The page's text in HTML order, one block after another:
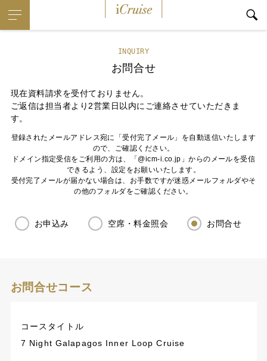
INQUIRY
お問合せ
現在資料請求を受付ておりません。
ご返信は担当者より2営業日以内にご連絡させていただきま
す。
登録されたメールアドレス宛に「受付完了メール」を自動送信いたします
ので、ご確認ください。
ドメイン指定受信をご利用の方は、「@icm-i.co.jp」からのメールを受信
できるよう、設定をお願いいたします。
受付完了メールが届かない場合は、お手数ですが迷惑メールフォルダやそ
の他のフォルダをご確認ください。
お申込み 空席・料金照会 お問合せ
お問合せコース
コースタイトル
7 Night Galapagos Inner Loop Cruise